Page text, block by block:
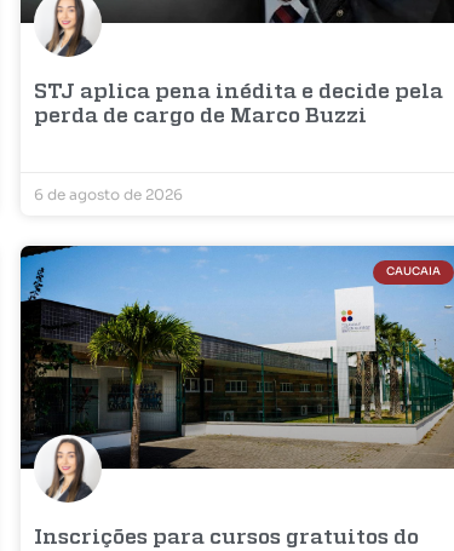
STJ aplica pena inédita e decide pela
perda de cargo de Marco Buzzi
6 de agosto de 2026
CAUCAIA
Inscrições para cursos gratuitos do